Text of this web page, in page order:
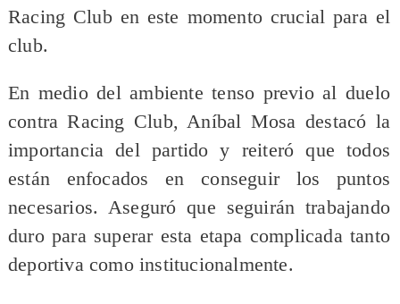
Racing Club en este momento crucial para el
club.
En medio del ambiente tenso previo al duelo
contra Racing Club, Aníbal Mosa destacó la
importancia del partido y reiteró que todos
están enfocados en conseguir los puntos
necesarios. Aseguró que seguirán trabajando
duro para superar esta etapa complicada tanto
deportiva como institucionalmente.